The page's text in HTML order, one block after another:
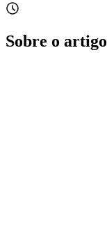
Sobre o artigo